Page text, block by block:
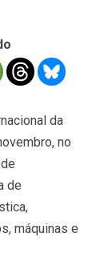
da
no
de
máquinas e